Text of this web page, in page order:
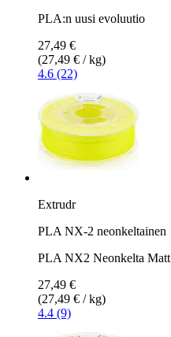
PLA:n uusi evoluutio
27,49 €
(27,49 € / kg)
4.6 (22)
Extrudr
PLA NX-2 neonkeltainen
PLA NX2 Neonkelta Matt
27,49 €
(27,49 € / kg)
4.4 (9)